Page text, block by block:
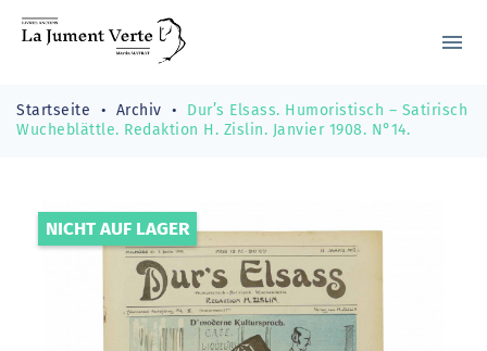
menu
Startseite Archiv
Dur’s Elsass. Humoristisch – Satirisch
Wucheblättle. Redaktion H. Zislin. Janvier 1908. N°14.
NICHT AUF LAGER